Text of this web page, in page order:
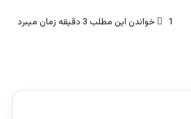
1 خواندن این مطلب 3 دقیقه زمان میبرد